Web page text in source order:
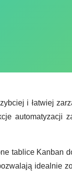
i łatwiej
automatyzacji
tablice Kanban
idealnie